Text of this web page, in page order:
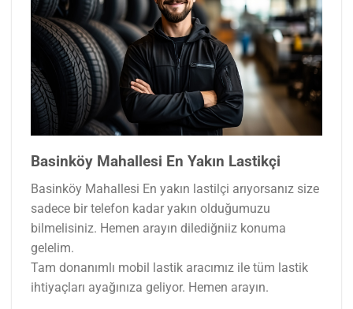
Basinköy Mahallesi En Yakın Lastikçi
Basinköy Mahallesi En yakın lastilçi arıyorsanız size
sadece bir telefon kadar yakın olduğumuzu
bilmelisiniz. Hemen arayın dilediğniiz konuma
gelelim.
Tam donanımlı mobil lastik aracımız ile tüm lastik
ihtiyaçları ayağınıza geliyor. Hemen arayın.